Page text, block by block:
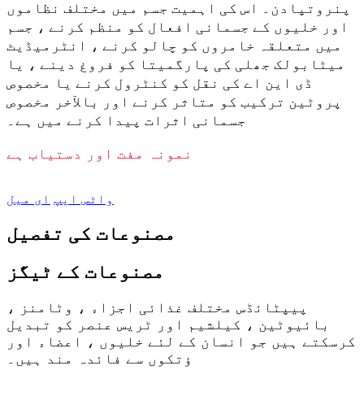
پنروتپادن۔ اس کی اہمیت جسم میں مختلف نظاموں
اور خلیوں کے جسمانی افعال کو منظم کرنے ، جسم
میں متعلقہ خامروں کو چالو کرنے ، انٹرمیڈیٹ
میٹابولک جھلی کی پارگمیتا کو فروغ دینے ، یا
ڈی این اے کی نقل کو کنٹرول کرنے یا مخصوص
پروٹین ترکیب کو متاثر کرنے اور بالآخر مخصوص
جسمانی اثرات پیدا کرنے میں ہے۔
نمونہ مفت اور دستیاب ہے
واٹس ایپ ای میل
مصنوعات کی تفصیل
مصنوعات کے ٹیگز
پیپٹائڈس مختلف غذائی اجزاء ، وٹامنز ،
بائیوٹین ، کیلشیم اور ٹریس عنصر کو تبدیل
کرسکتے ہیں جو انسان کے لئے خلیوں ، اعضاء اور
ؤتکوں سے فائدہ مند ہیں۔